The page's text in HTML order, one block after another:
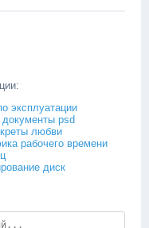
эксплуатации
psd
любви
рабочего времени
диск